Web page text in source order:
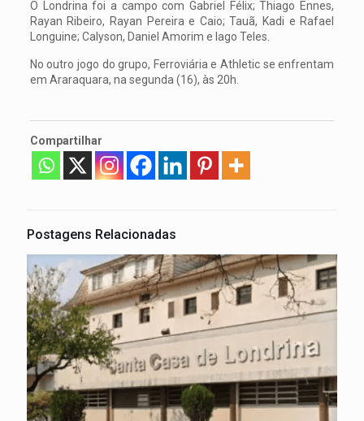
O Londrina foi a campo com Gabriel Félix; Thiago Ennes,
Rayan Ribeiro, Rayan Pereira e Caio; Tauã, Kadi e Rafael
Longuine; Calyson, Daniel Amorim e Iago Teles.
No outro jogo do grupo, Ferroviária e Athletic se enfrentam
em Araraquara, na segunda (16), às 20h.
Compartilhar
Postagens Relacionadas